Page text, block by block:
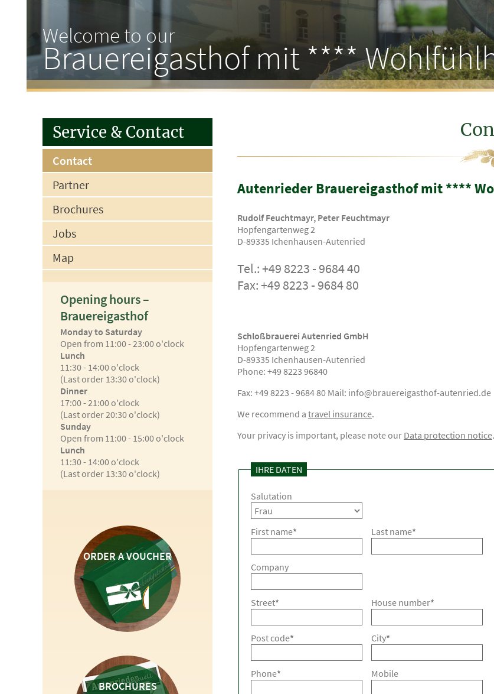
Welcome to our
Brauereigasthof mit ****
Autenrieder Brauereigasthof mit ****
Rudolf Feuchtmayr, Peter Feuchtmayr
Hopfengartenweg 2
D-89335 Ichenhausen-Autenried
Tel.: +49 8223 - 9684 40
Fax: +49 8223 - 9684 80
Schloßbrauerei Autenried GmbH
Hopfengartenweg 2
D-89335 Ichenhausen-Autenried
Phone: +49 8223 96840
Fax: +49 8223 - 9684 80 Mail: info@brauereigasthof-autenried.de
We recommend a travel insurance.
Your privacy is important, please note our Data protection notice.
IHRE DATEN
Salutation
First name* Last name*
Company
Street* House number*
Post code* City*
Phone* Mobile
Service &Contact
Contact
Partner
Brochures
Jobs
Map
Opening hours –
Brauereigasthof
Monday to Saturday
Open from 11:00 - 23:00 o'clock
Lunch
11:30 - 14:00 o'clock
(Last order 13:30 o'clock)
Dinner
17:00 - 21:00 o'clock
(Last order 20:30 o'clock)
Sunday
Open from 11:00 - 15:00 o'clock
Lunch
11:30 - 14:00 o'clock
(Last order 13:30 o'clock)
ORDER A VOUCHER
BROCHURES